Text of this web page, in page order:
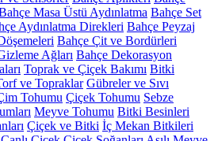
Masa Üstü Aydınlatma Bahçe Set
Aydınlatma Direkleri Bahçe Peyzaj
Bahçe Çit ve Bordürleri
Ağları Bahçe Dekorasyon
Toprak ve Çiçek Bakımı Bitki
ve Topraklar Gübreler ve Sıvı
Tohumu Çiçek Tohumu Sebze
Meyve Tohumu Bitki Besinleri
Çiçek ve Bitki İç Mekan Bitkileri